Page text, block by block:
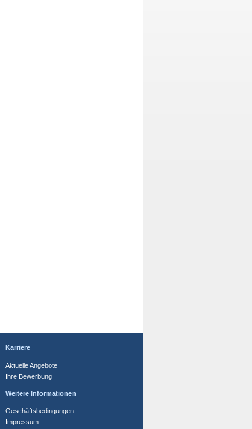
Karriere
Aktuelle Angebote
Ihre Bewerbung
Weitere Informationen
Geschäftsbedingungen
Impressum